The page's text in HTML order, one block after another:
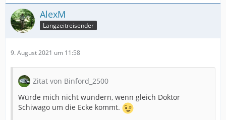
AlexM
Langzeitreisender
9. August 2021 um 11:58
Zitat von Binford_2500
Würde mich nicht wundern, wenn gleich Doktor
Schiwago um die Ecke kommt.